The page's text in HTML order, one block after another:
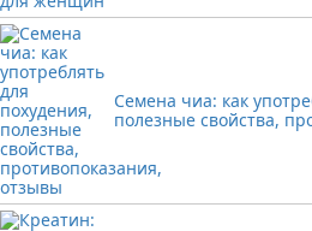
Семена чиа: как
полезные свойства,